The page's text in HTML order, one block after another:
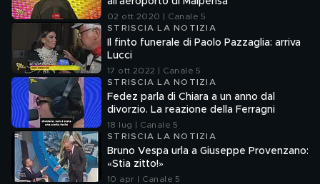
02 ott 2020 | Canale 5
STRISCIA LA NOTIZIA
Il finto funerale di Paolo Pazzaglia: arriva
Lucci
17 ott 2022 | Canale 5
STRISCIA LA NOTIZIA
Fedez parla di Chiara a un anno dal
divorzio. La reazione della Ferragni
18 lug | Canale 5
STRISCIA LA NOTIZIA
Bruno Vespa urla a Giuseppe Provenzano:
«Stia zitto!»
10 apr | Canale 5